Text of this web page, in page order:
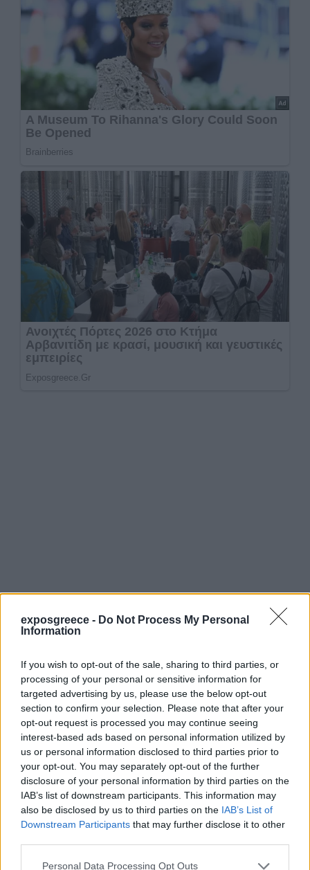
exposgreece - Do Not Process My Personal
Information
If you wish to opt-out of the sale, sharing to third parties, or
processing of your personal or sensitive information for
targeted advertising by us, please use the below opt-out
section to confirm your selection. Please note that after your
opt-out request is processed you may continue seeing
interest-based ads based on personal information utilized by
us or personal information disclosed to third parties prior to
your opt-out. You may separately opt-out of the further
disclosure of your personal information by third parties on the
IAB’s list of downstream participants. This information may
also be disclosed by us to third parties on the IAB’s List of
Downstream Participants that may further disclose it to other
Personal Data Processing Opt Outs
Οδηγός Αγοράς
Εκθέσεις Ελλάδα